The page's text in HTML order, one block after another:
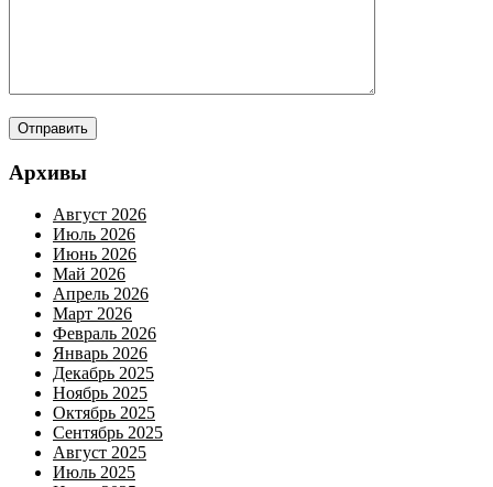
Архивы
Август 2026
Июль 2026
Июнь 2026
Май 2026
Апрель 2026
Март 2026
Февраль 2026
Январь 2026
Декабрь 2025
Ноябрь 2025
Октябрь 2025
Сентябрь 2025
Август 2025
Июль 2025